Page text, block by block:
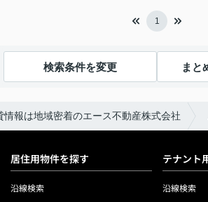
1
検索条件を変更 まと
情報は地域密着のエース不動産株式会社
居住用物件を探す
沿線検索
テナント
沿線検索